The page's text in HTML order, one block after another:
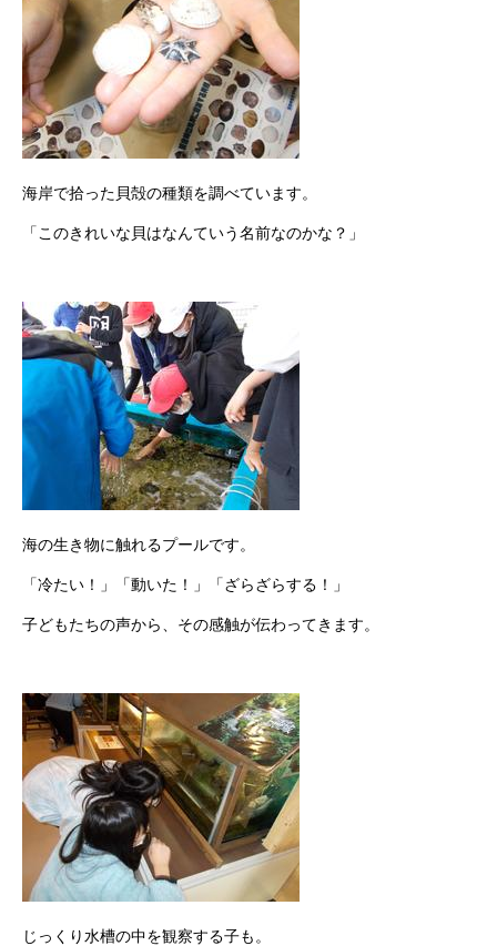
海岸で拾った貝殻の種類を調べています。
「このきれいな貝はなんていう名前なのかな？」
海の生き物に触れるプールです。
「冷たい！」「動いた！」「ざらざらする！」
子どもたちの声から、その感触が伝わってきます。
じっくり水槽の中を観察する子も。